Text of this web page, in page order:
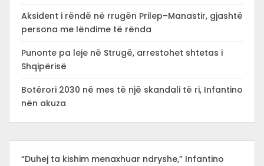
Aksident i rëndë në rrugën Prilep–Manastir, gjashtë
persona me lëndime të rënda
Punonte pa leje në Strugë, arrestohet shtetas i
Shqipërisë
Botërori 2030 në mes të një skandali të ri, Infantino
nën akuza
“Duhej ta kishim menaxhuar ndryshe,” Infantino